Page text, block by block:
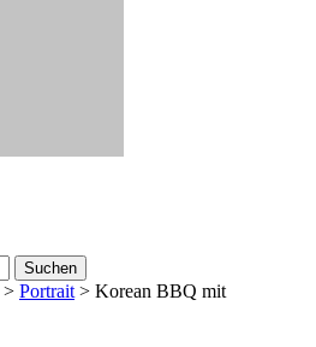
> Portrait > Korean BBQ mit